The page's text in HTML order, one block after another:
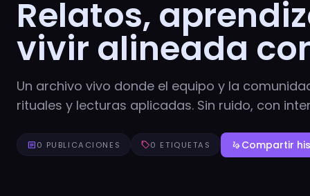
Relatos,
vivir alineada
Un archivo vivo donde el equipo y la
rituales y lecturas aplicadas. Sin ruido, con
article0 PUBLICACIONES sell0 ETIQUETAS gestureCompartir